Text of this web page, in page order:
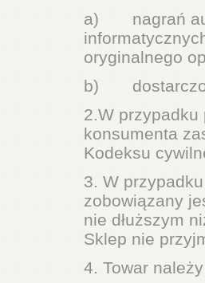
a) nagrań
oryginalnego
b)
2.W przypadku
konsumenta
Kodeksu
3. W
zobowiązany
nie dłuższym
Sklep nie
4. Towar